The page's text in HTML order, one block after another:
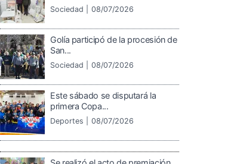
Sociedad | 08/07/2026
Golía participó de la procesión de
San...
Sociedad | 08/07/2026
Este sábado se disputará la
primera Copa...
Deportes | 08/07/2026